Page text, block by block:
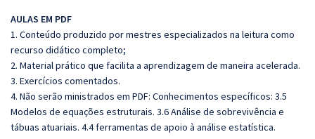
AULAS EM PDF
1. Conteúdo produzido por mestres especializados na leitura como
recurso didático completo;
2. Material prático que facilita a aprendizagem de maneira acelerada.
3. Exercícios comentados.
4. Não serão ministrados em PDF: Conhecimentos específicos: 3.5
Modelos de equações estruturais. 3.6 Análise de sobrevivência e
tábuas atuariais. 4.4 ferramentas de apoio à análise estatística.